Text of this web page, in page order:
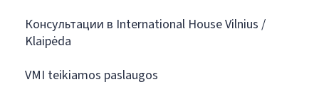
Консультации в International House Vilnius /
Klaipėda
VMI teikiamos paslaugos